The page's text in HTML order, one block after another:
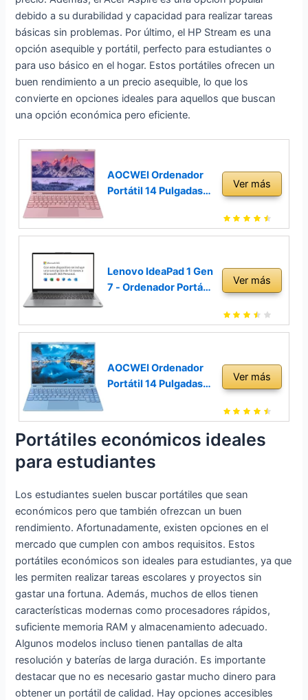
debido a su durabilidad y capacidad para realizar tareas
básicas sin problemas. Por último, el HP Stream es una
opción asequible y portátil, perfecto para estudiantes o
para uso básico en el hogar. Estos portátiles ofrecen un
buen rendimiento a un precio asequible, lo que los
convierte en opciones ideales para aquellos que buscan
una opción económica pero eficiente.
AOCWEI Ordenador
Portátil 14 Pulgadas
Celeron Intel N5095
Portátil Win 11 con
Ventilador 1920 *
Compatibilidad -Rosa
Ver más
Lenovo IdeaPad 1 Gen
7 - Ordenador Portátil
RAM, 128GB SSD,
600, Incluye
Microsoft 365,
Teclado QWERTY
Español
Ver más
AOCWEI Ordenador
Portátil 14 Pulgadas
Celeron Intel N5095
(hasta 2.9Ghz)
Portátil Win 11 con
1200 2K FHD Pantalla
Dual WiFi
Compatibilidad -Blue
Ver más
Portátiles económicos ideales
para estudiantes
Los estudiantes suelen buscar portátiles que sean
económicos pero que también ofrezcan un buen
rendimiento. Afortunadamente, existen opciones en el
mercado que cumplen con ambos requisitos. Estos
portátiles económicos son ideales para estudiantes, ya que
les permiten realizar tareas escolares y proyectos sin
gastar una fortuna. Además, muchos de ellos tienen
características modernas como procesadores rápidos,
suficiente memoria RAM y almacenamiento adecuado.
Algunos modelos incluso tienen pantallas de alta
resolución y baterías de larga duración. Es importante
destacar que no es necesario gastar mucho dinero para
obtener un portátil de calidad. Hay opciones accesibles